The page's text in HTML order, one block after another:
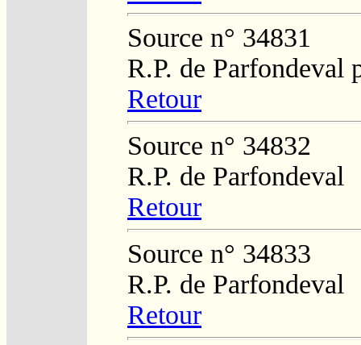
Source n° 34831
R.P. de Parfondeval
Retour
Source n° 34832
R.P. de Parfondeval
Retour
Source n° 34833
R.P. de Parfondeval
Retour